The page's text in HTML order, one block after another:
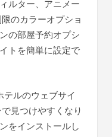
ルター、アニメー
のカラーオプショ
の部屋予約オプシ
トを簡単に設定で
テルのウェブサイ
見つけやすくなり
をインストールし